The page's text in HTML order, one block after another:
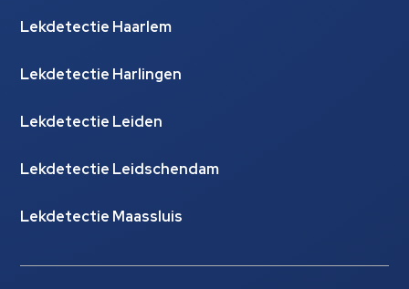
Lekdetectie Haarlem
Lekdetectie Harlingen
Lekdetectie Leiden
Lekdetectie Leidschendam
Lekdetectie Maassluis